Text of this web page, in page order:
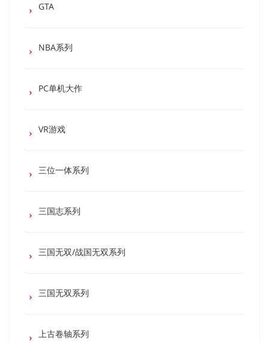
GTA
NBA系列
PC单机大作
VR游戏
三位一体系列
三国志系列
三国无双/战国无双系列
三国无双系列
上古卷轴系列